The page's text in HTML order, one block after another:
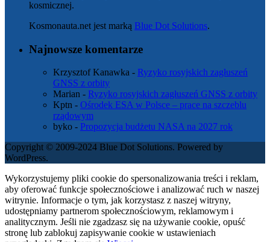
kosmicznej.
Kosmonauta.net jest marką Blue Dot Solutions.
Najnowsze komentarze
Krzysztof Kanawka - Ryzyko rosyjskich zagłuszeń
GNSS z orbity
Marian - Ryzyko rosyjskich zagłuszeń GNSS z orbity
Kptn - Ośrodek ESA w Polsce – prace na szczeblu
rządowym
byko - Propozycja budżetu NASA na 2027 rok
Copyright © 2009-2024 Blue Dot Solutions. Powered by
WordPress.
Wykorzystujemy pliki cookie do spersonalizowania treści i reklam,
aby oferować funkcje społecznościowe i analizować ruch w naszej
witrynie. Informacje o tym, jak korzystasz z naszej witryny,
udostępniamy partnerom społecznościowym, reklamowym i
analitycznym. Jeśli nie zgadzasz się na używanie cookie, opuść
stronę lub zablokuj zapisywanie cookie w ustawieniach